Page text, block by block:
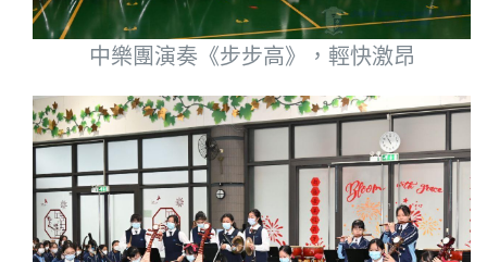
中樂團演奏《步步高》，輕快激昂